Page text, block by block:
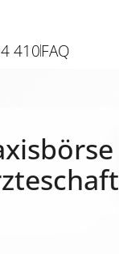
410FAQ